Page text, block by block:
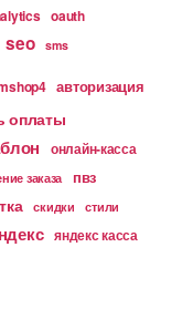
oauth
seo sms
авторизация
оплаты
онлайн-касса
заказа пвз
скидки стили
яндекс касса